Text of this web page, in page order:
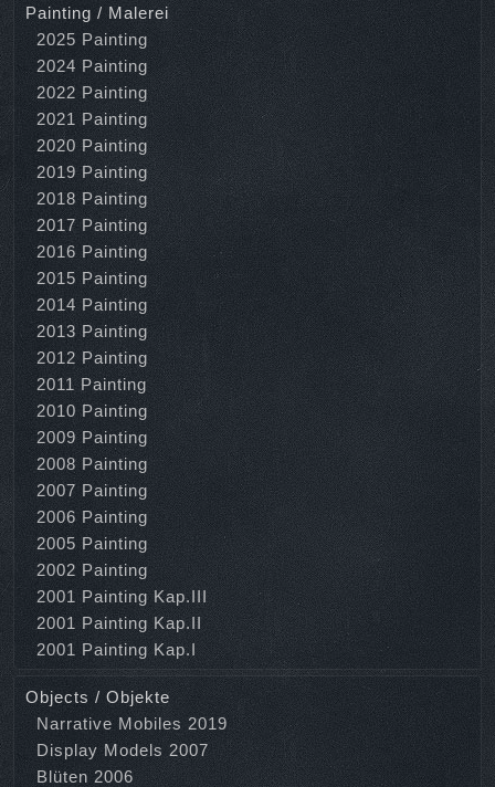
Painting / Malerei
2025 Painting
2024 Painting
2022 Painting
2021 Painting
2020 Painting
2019 Painting
2018 Painting
2017 Painting
2016 Painting
2015 Painting
2014 Painting
2013 Painting
2012 Painting
2011 Painting
2010 Painting
2009 Painting
2008 Painting
2007 Painting
2006 Painting
2005 Painting
2002 Painting
2001 Painting Kap.III
2001 Painting Kap.II
2001 Painting Kap.I
Objects / Objekte
Narrative Mobiles 2019
Display Models 2007
Blüten 2006